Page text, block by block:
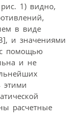
1) видно,
в виде
и значениями
помощью
и не
этими
расчетные